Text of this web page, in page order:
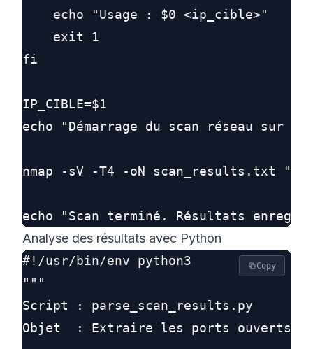
    echo "Usage : $0 <ip_cible>"
    exit 1
fi
IP_CIBLE=$1
echo "Démarrage du scan réseau sur
nmap -sV -T4 -oN scan_results.txt
Analyse des résultats avec Python
#!/usr/bin/env python3
"""
Script : parse_scan_results.py
Objet  : Extraire les ports ouverts et
Copy